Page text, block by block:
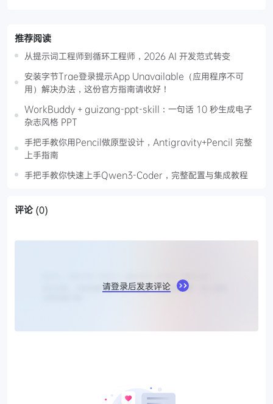
推荐阅读
从提示词工程师到循环工程师，2026 AI 开发范式转变
安装字节Trae登录提示App Unavailable（应用程序不可
用）解决办法，这份官方指南请收好！
WorkBuddy + guizang-ppt-skill：一句话 10 秒生成电子
杂志风格 PPT
手把手教你用Pencil做原型设计，Antigravity+Pencil 完整
上手指南
手把手教你快速上手Qwen3-Coder，完整配置与集成教程
评论 (0)
请登录后发表评论